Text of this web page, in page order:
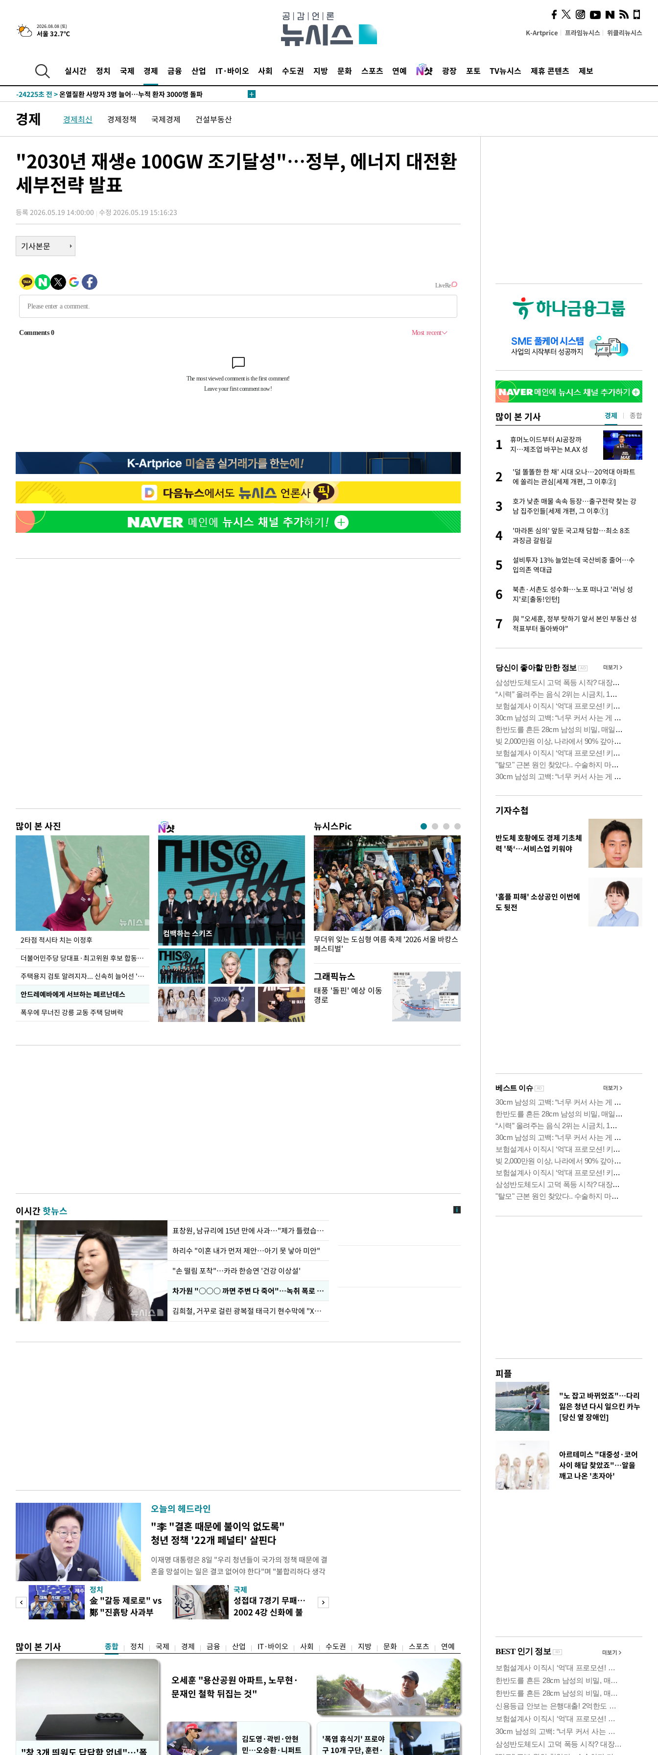
2026.08.08 (토)
서울 32.7℃ K-Artprice 프라임뉴시스 위클리뉴시스
실시간 정치 국제 경제 금융 산업 IT·바이오 사회 수도권 지방 문화 스포츠 연예 광장 포토 TV뉴시스 제휴 콘텐츠 제보
4시간 전 >[속보]뉴욕증시 상승 마감…S&P 0.6% 나스닥 1.3%↑
-26204초 전 >낮 최고 35도 '무더위'…동해안 시간당 30㎜ '강한 비'[내일날씨]
틀레티코 이적"
-25256초 전 >
수도권 40도 육박 '펄펄'…동해안 일부 지역엔 호의주의보
-24225초 전 >
-18170초 전 >강릉에 시간당 81.4㎜ 물폭탄…도로 잠기고 담벼락 붕괴
-11987초 전 >
선재도서 해루질 나섰다 실종 60대, 닷새 만에 숨진 채 발견
-9521초 전 >남자 농구, 나고야 아시안게임서 '홈팀' 일본과 한일전
-5124초 전 >극한폭염 한풀 꺾이지만…'낮 최고 35도' 무더위, 열대야 계속[다음
주 날씨]
-2142초 전 >축구협회 "압수수색·성접대 논란 사과…쇄신의 기회로 삼겠다"
-659초 전 > [속보]'압수수색·성접대 논란' 축구협회 "실망과 걱정 안겨드려 죄송"
4시간 전 >[속보]뉴욕증시 상승 마감…S&P 0.6% 나스닥 1.3%↑
-25474초 전 >
[속보]이강인 "감독님이 원하는 마음 느꼈고, 많은 트로피 원해 아
틀레티코 이적"
-25256초 전 >수도권 40도 육박 '펄펄'…동해안 일부 지역엔 호의주의보
-24225초 전 >온열질환 사망자 3명 늘어…누적 환자 3000명 돌파
-18170초 전 >강릉에 시간당 81.4㎜ 물폭탄…도로 잠기고 담벼락 붕괴
극한폭염 한풀 꺾이지만…'낮 최고 35도' 무더위, 열대야 계속[다음
축구협회 "압수수색·성접대 논란 사과…쇄신의 기회로 삼겠다"
[속보]'압수수색·성접대 논란' 축구협회 "실망과 걱정 안겨드려 죄송"
경제 경제최신 경제정책 국제경제 건설부동산
"2030년 재생e 100GW 조기달성"…정부, 에너지 대전환
세부전략 발표
등록 2026.05.19 14:00:00 수정 2026.05.19 15:16:23
기사본문
많이 본 사진
2타점 적시타 치는 이정후
더불어민주당 당대표·최고위원 후보 합동연설회
주택용지 검토 알려지자... 신속히 늘어선 '근조화환'
안드레예바에게 서브하는 페르난데스
폭우에 무너진 강릉 교동 주택 담벼락
컴백하는 스키즈
뉴시스Pic
청와대 일주일
무더위 잊는 도심형 여름 축제 '2026 서울 바캉스
페스티벌'
그래픽뉴스
태풍 '돌핀' 예상 이동
경로
이시간핫뉴스
표창원, 남규리에 15년 만에 사과…"제가 틀렸습니다"
하리수 "이혼 내가 먼저 제안…아기 못 낳아 미안"
"손 떨림 포착"…카라 한승연 '건강 이상설'
차가원 "○○○ 까면 주변 다 죽어"…녹취 폭로 파장
김희철, 거꾸로 걸린 광복절 태극기 현수막에 "X돌았네"
오늘의 헤드라인
"李 "결혼 때문에 불이익 없도록"
청년 정책 '22개 페널티' 살핀다
이재명 대통령은 8일 "우리 청년들이 국가의 정책 때문에 결
혼을 망설이는 일은 결코 없어야 한다"며 "불합리하다 생각
하는 제도가 있을 경우 편하게 말씀해주시면 좋겠다"고 했
다. 이 대통령은 이날 오후 X(옛 트위터)에 '청년들의 목소리
로 찾은 결혼 페널티 22개' 자료를 공유하며 이같이 적었다.
이 대통령은 "결혼으로 인해 겪을 수 있는 제도
정치
金 "갈등 제로로" vs
鄭 "진흙탕 사과부
국제
성접대 7경기 무패…
2002 4강 신화에 불
많이 본 기사 종합 정치 국제 경제 금융 산업 IT·바이오 사회 수도권 지방 문화 스포츠 연예
"창 3개 띄워도 답답함 없네"…'폴
오세훈 "용산공원 아파트, 노무현·
문재인 철학 뒤집는 것"
김도영·곽빈·안현
민…오승환·니퍼트
'폭염 휴식기' 프로야
구 10개 구단, 훈련·
많이 본 기사
써보니
2
오세훈 "용산공원 아파트, 노무현·문재인 철
학 뒤집는 것"
3
김도영·곽빈·안현민…오승환·니퍼트가 콕
집은 차기 메이저리거
4
'폭염 휴식기' 프로야구 10개 구단, 훈련·휴
5
휴머노이드부터 AI공장까지…제조업 바꾸는
1
휴머노이드부터 AI공장까
지…제조업 바꾸는 M.AX 성
2
'덜 똘똘한 한 채' 시대 오나…20억대 아파트
에 쏠리는 관심[세제 개편, 그 이후②]
3
호가 낮춘 매물 속속 등장…출구전략 찾는 강
남 집주인들[세제 개편, 그 이후①]
4
'마라톤 심의' 앞둔 국고채 담합…최소 8조
과징금 갈림길
5
설비투자 13% 늘었는데 국산비중 줄어…수
입의존 역대급
6
북촌·서촌도 성수화…노포 떠나고 '러닝 성
지'로[출동!인턴]
7
與 "오세훈, 정부 탓하기 앞서 본인 부동산 성
적표부터 돌아봐야"
경제 종합
기자수첩
반도체 호황에도 경제 기초체
력 '뚝‘…서비스업 키워야
'홈플 피해' 소상공인 이번에
도 뒷전
피플
"노 잡고 바뀌었죠"…다리
잃은 청년 다시 일으킨 카누
[당신 옆 장애인]
아르테미스 "대중성·코어
사이 해답 찾았죠"…알을
깨고 나온 '초자아'